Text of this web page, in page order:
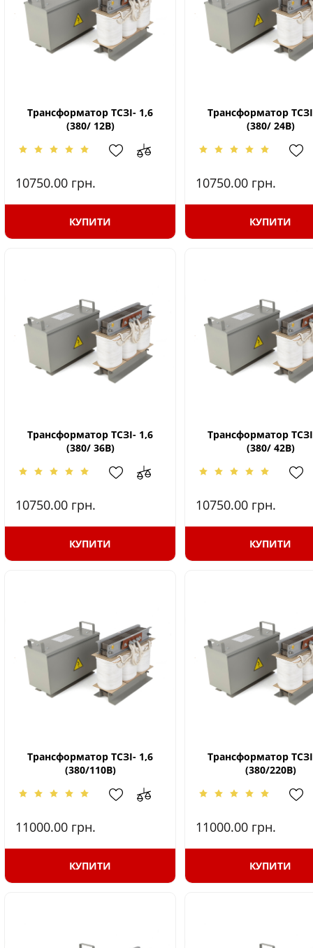
Трансформатор ТСЗІ- 1,6
(380/ 12В)
10750.00 грн.
КУПИТИ
Трансформатор
(380/ 24В)
10750.00 грн.
КУПИТИ
Трансформатор ТСЗІ- 1,6
(380/ 36В)
10750.00 грн.
КУПИТИ
Трансформатор
(380/ 42В)
10750.00 грн.
КУПИТИ
Трансформатор ТСЗІ- 1,6
(380/110В)
11000.00 грн.
КУПИТИ
Трансформатор
(380/220В)
11000.00 грн.
КУПИТИ